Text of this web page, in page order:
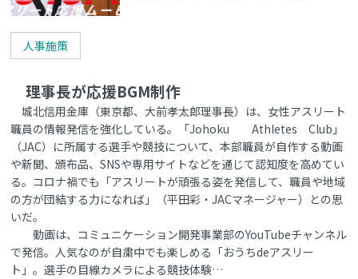
人事施策
理事長が応援BGM制作
城北信用金庫（東京都、大前孝太郎理事長）は、女性アスリート
職員の情報発信を強化している。「Johoku Athletes Club」
（JAC）に所属する選手や競技について、本部職員が自作する動画
や新聞、頒布品、SNSや専用サイトなどを通じて認知度を高めてい
る。コロナ禍でも「アスリートが頑張る姿を発信して、職員や地域
の方が団結する力になれば」（平田彩・JACマネージャー）との思
いだ。
動画は、コミュニケーション開発事業部のYouTubeチャンネル
で発信。人気なのが自粛中でも楽しめる「おうちdeアスリー
ト」。選手の目線カメラによる競技体験…